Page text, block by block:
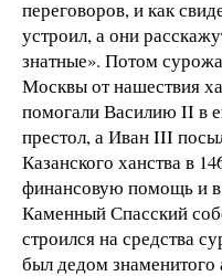
переговоров, и как
устроил, а они
знатные». Потом
Москвы от нашествия
помогали Василию II в
престол, а Иван III
Казанского ханства в
финансовую помощь и в
Каменный Спасский
строился на средства
был дедом знаменитого